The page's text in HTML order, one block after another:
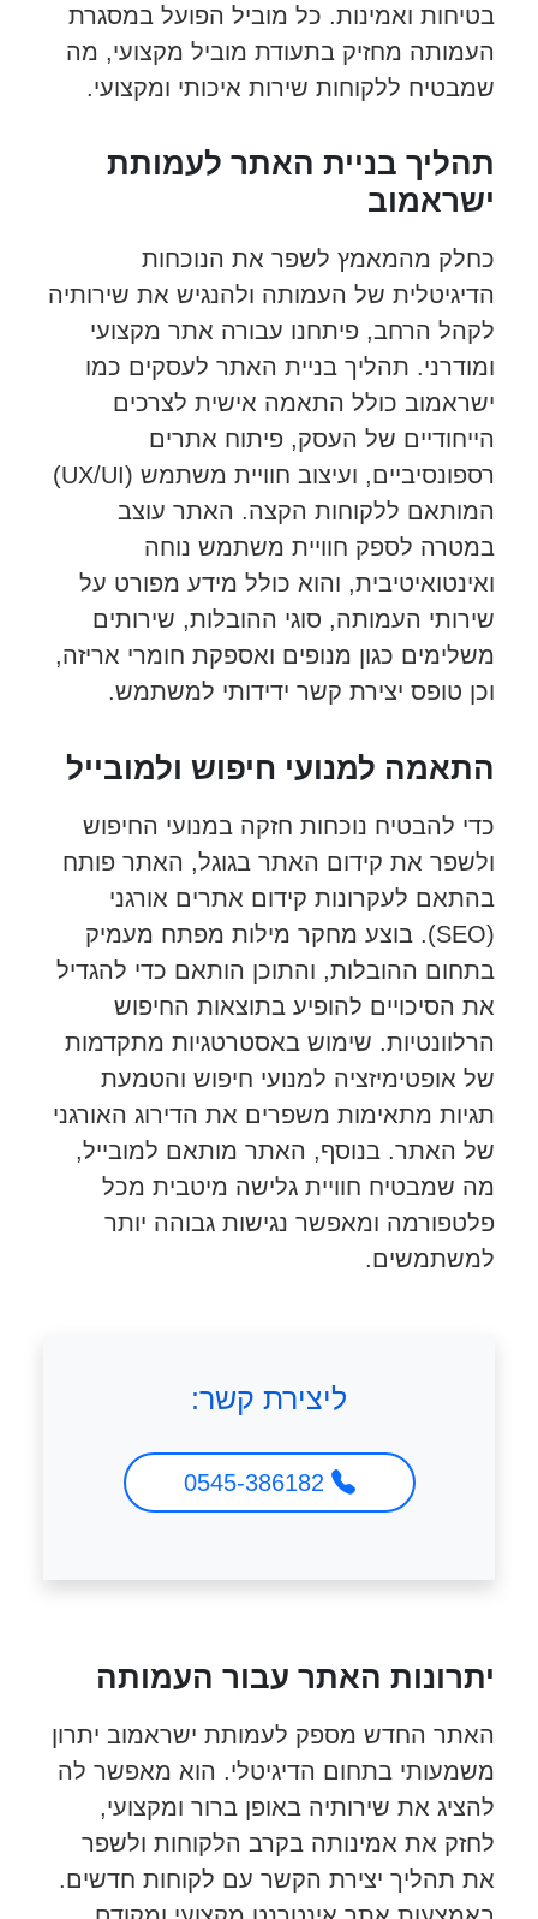
בטיחות ואמינות. כל מוביל הפועל במסגרת
העמותה מחזיק בתעודת מוביל מקצועי, מה
שמבטיח ללקוחות שירות איכותי ומקצועי.
תהליך בניית האתר לעמותת
ישראמוב
כחלק מהמאמץ לשפר את הנוכחות
הדיגיטלית של העמותה ולהנגיש את שירותיה
לקהל הרחב, פיתחנו עבורה אתר מקצועי
ומודרני. תהליך בניית האתר לעסקים כמו
ישראמוב כולל התאמה אישית לצרכים
הייחודיים של העסק, פיתוח אתרים
רספונסיביים, ועיצוב חוויית משתמש (UX/UI)
המותאם ללקוחות הקצה. האתר עוצב
במטרה לספק חוויית משתמש נוחה
ואינטואיטיבית, והוא כולל מידע מפורט על
שירותי העמותה, סוגי ההובלות, שירותים
משלימים כגון מנופים ואספקת חומרי אריזה,
וכן טופס יצירת קשר ידידותי למשתמש.
התאמה למנועי חיפוש ולמובייל
כדי להבטיח נוכחות חזקה במנועי החיפוש
ולשפר את קידום האתר בגוגל, האתר פותח
בהתאם לעקרונות קידום אתרים אורגני
(SEO). בוצע מחקר מילות מפתח מעמיק
בתחום ההובלות, והתוכן הותאם כדי להגדיל
את הסיכויים להופיע בתוצאות החיפוש
הרלוונטיות. שימוש באסטרטגיות מתקדמות
של אופטימיזציה למנועי חיפוש והטמעת
תגיות מתאימות משפרים את הדירוג האורגני
של האתר. בנוסף, האתר מותאם למובייל,
מה שמבטיח חוויית גלישה מיטבית מכל
פלטפורמה ומאפשר נגישות גבוהה יותר
למשתמשים.
ליצירת קשר:
יתרונות האתר עבור העמותה
האתר החדש מספק לעמותת ישראמוב יתרון
משמעותי בתחום הדיגיטלי. הוא מאפשר לה
להציג את שירותיה באופן ברור ומקצועי,
לחזק את אמינותה בקרב הלקוחות ולשפר
את תהליך יצירת הקשר עם לקוחות חדשים.